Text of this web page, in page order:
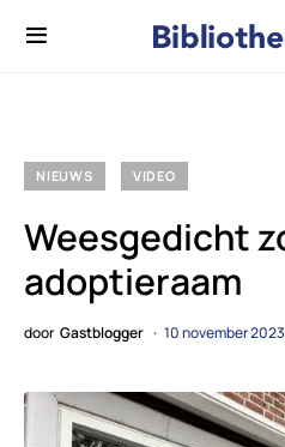
NIEUWS VIDEO
Weesgedicht
adoptieraam
door Gastblogger 10 november 2023